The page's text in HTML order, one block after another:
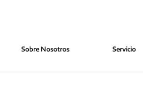
Sobre Nosotros Servicio